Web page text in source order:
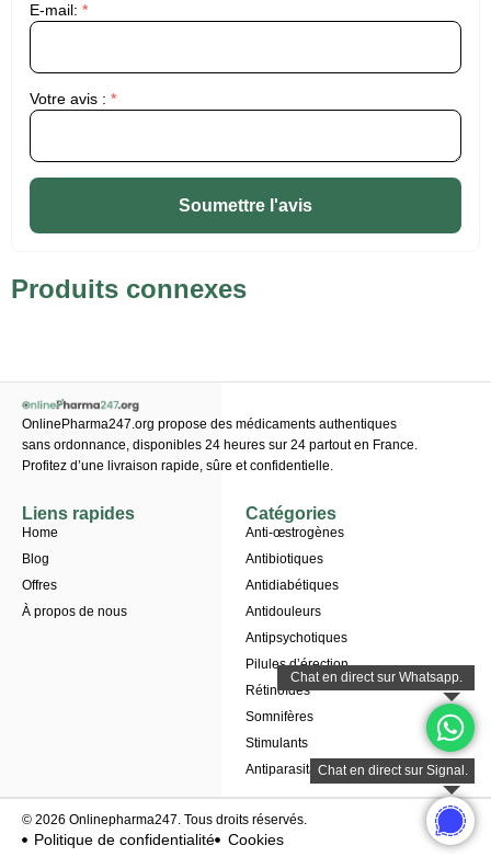
E-mail: *
Votre avis : *
Soumettre l'avis
Produits connexes
OnlinePharma247.org propose des médicaments authentiques
sans ordonnance, disponibles 24 heures sur 24 partout en France.
Profitez d’une livraison rapide, sûre et confidentielle.
Catégories
Anti-œstrogènes
Antibiotiques
Antidiabétiques
Antidouleurs
Antipsychotiques
Pilules d’érection
Rétinoïdes
Somnifères
Stimulants
Antiparasitaires
Liens rapides
Home
Blog
Offres
À propos de nous
© 2026 Onlinepharma247. Tous droits réservés.
Politique de confidentialité Cookies